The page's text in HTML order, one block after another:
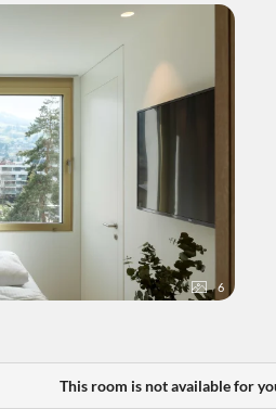
6
This room is not available for